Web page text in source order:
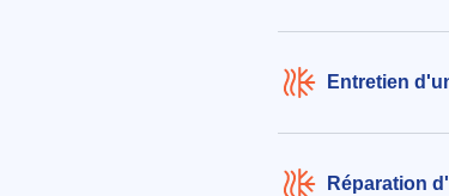
Entretien
Réparation